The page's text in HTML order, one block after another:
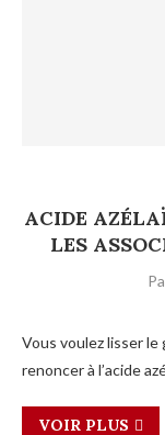
ACIDE
LES
Vous voulez lisser le
renoncer à l’acide
VOIR PLUS